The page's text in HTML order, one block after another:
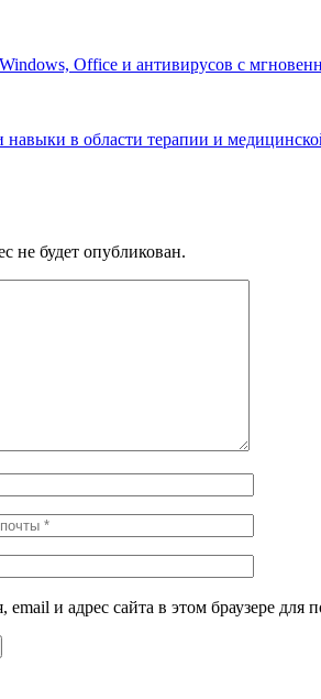
Office и антивирусов с
навыки в области терапии и
не будет опубликован.
email и адрес сайта в этом браузере